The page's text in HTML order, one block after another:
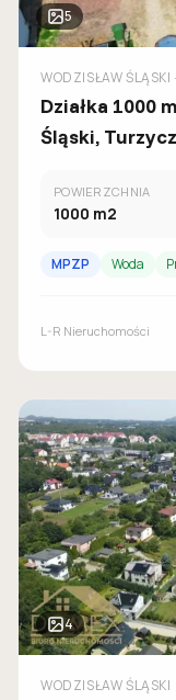
5
WODZISŁAW ŚLĄSKI
Działka 1000
Śląski,
POWIERZCHNIA
1000 m2
MPZP Woda
L-R Nieruchomości
4
WODZISŁAW ŚLĄSKI